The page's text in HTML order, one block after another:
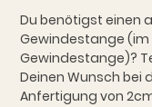
Du benötigst einen
Gewindestange (im
Gewindestange)?
Deinen Wunsch bei
Anfertigung von